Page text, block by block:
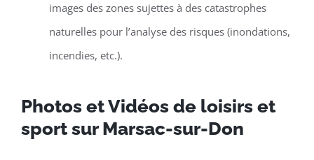
images des zones sujettes à des catastrophes
naturelles pour l’analyse des risques (inondations,
incendies, etc.).
Photos et Vidéos de loisirs et
sport sur Marsac-sur-Don